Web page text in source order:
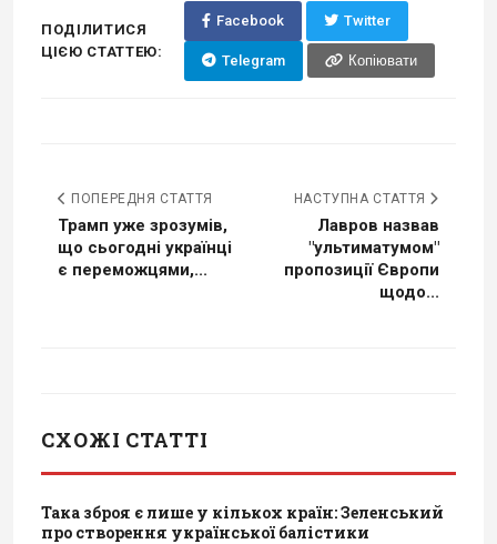
ПОДІЛИТИСЯ
ЦІЄЮ СТАТТЕЮ:
Facebook Twitter
Telegram Копіювати
ПОПЕРЕДНЯ СТАТТЯ
Трамп уже зрозумів,
що сьогодні українці
є переможцями,...
НАСТУПНА СТАТТЯ
Лавров назвав
"ультиматумом"
пропозиції Європи
щодо...
СХОЖІ СТАТТІ
Така зброя є лише у кількох країн: Зеленський
про створення української балістики